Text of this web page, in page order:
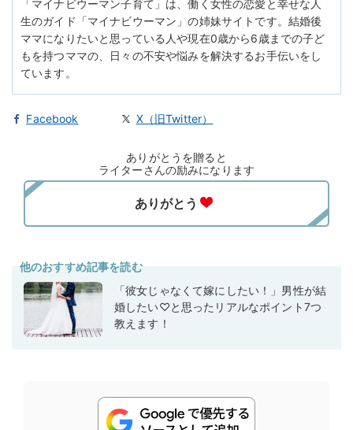
「マイナビウーマン子育て」は、働く女性の恋愛と幸せな人
生のガイド「マイナビウーマン」の姉妹サイトです。結婚後
ママになりたいと思っている人や現在0歳から6歳までの子ど
もを持つママの、日々の不安や悩みを解決するお手伝いをし
ています。
Facebook X（旧Twitter）
ありがとうを贈ると
ライターさんの励みになります
他のおすすめ記事を読む
「彼女じゃなくて嫁にしたい！」男性が結
婚したい♡と思ったリアルなポイント7つ
教えます！